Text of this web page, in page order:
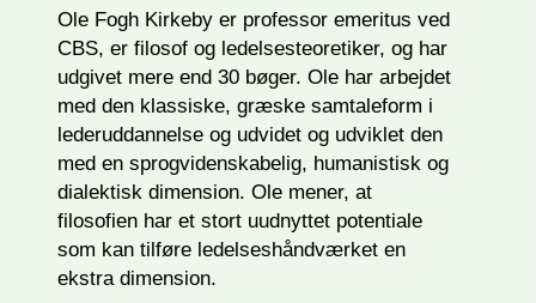
Ole Fogh Kirkeby er professor emeritus ved
CBS, er filosof og ledelsesteoretiker, og har
udgivet mere end 30 bøger. Ole har arbejdet
med den klassiske, græske samtaleform i
lederuddannelse og udvidet og udviklet den
med en sprogvidenskabelig, humanistisk og
dialektisk dimension. Ole mener, at
filosofien har et stort uudnyttet potentiale
som kan tilføre ledelseshåndværket en
ekstra dimension.